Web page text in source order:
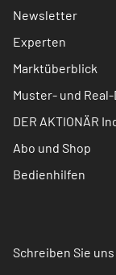
Newsletter
Experten
Marktüberblick
Muster- und
DER AKTIONÄR
Abo und Shop
Bedienhilfen
Schreiben Sie uns